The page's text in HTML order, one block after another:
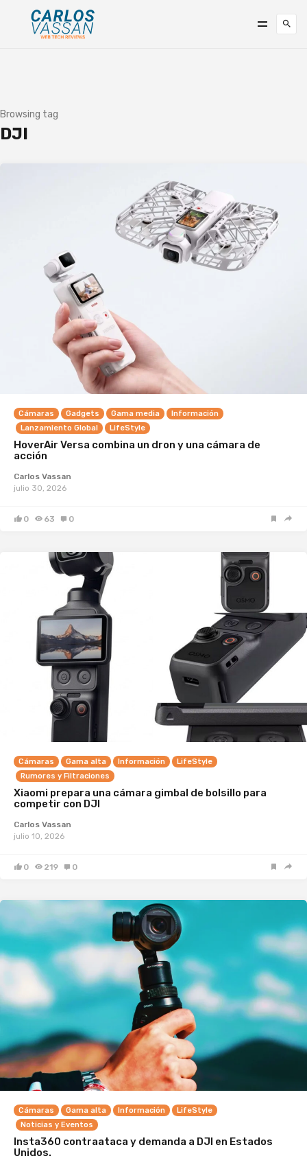
Browsing tag
DJI
Cámaras Gadgets Gama media
Información
Lanzamiento Global
LifeStyle
HoverAir Versa combina un dron y una cámara de
acción
Carlos Vassan
julio 30, 2026
0 63 0
Cámaras Gama alta Información
LifeStyle
Rumores y Filtraciones
Xiaomi prepara una cámara gimbal de bolsillo para
competir con DJI
Carlos Vassan
julio 10, 2026
0 219 0
Cámaras Gama alta Información
LifeStyle
Noticias y Eventos
Insta360 contraataca y demanda a DJI en Estados
Unidos.